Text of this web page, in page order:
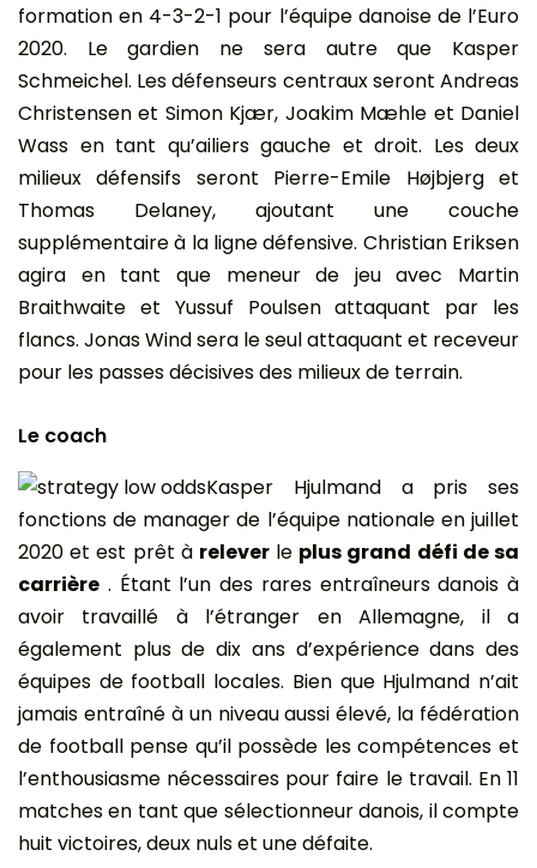
formation en 4-3-2-1 pour l’équipe danoise de l’Euro
2020. Le gardien ne sera autre que Kasper
Schmeichel. Les défenseurs centraux seront Andreas
Christensen et Simon Kjær, Joakim Mæhle et Daniel
Wass en tant qu’ailiers gauche et droit. Les deux
milieux défensifs seront Pierre-Emile Højbjerg et
Thomas Delaney, ajoutant une couche
supplémentaire à la ligne défensive. Christian Eriksen
agira en tant que meneur de jeu avec Martin
Braithwaite et Yussuf Poulsen attaquant par les
flancs. Jonas Wind sera le seul attaquant et receveur
pour les passes décisives des milieux de terrain.
Le coach
Kasper Hjulmand a pris ses
fonctions de manager de l’équipe nationale en juillet
2020 et est prêt à releverle plus grand défi de sa
carrière . Étant l’un des rares entraîneurs danois à
avoir travaillé à l’étranger en Allemagne, il a
également plus de dix ans d’expérience dans des
équipes de football locales. Bien que Hjulmand n’ait
jamais entraîné à un niveau aussi élevé, la fédération
de football pense qu’il possède les compétences et
l’enthousiasme nécessaires pour faire le travail. En 11
matches en tant que sélectionneur danois, il compte
huit victoires, deux nuls et une défaite.